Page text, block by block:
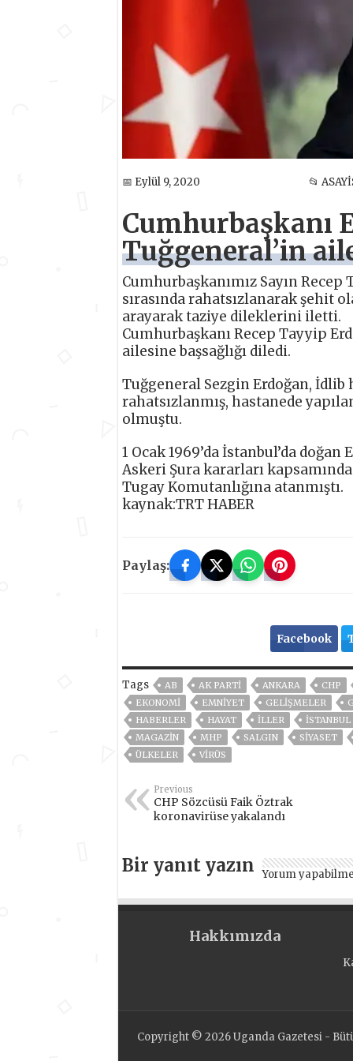
📅 Eylül 9, 2020 📂
Cumhurbaşkanı
Tuğgeneral’in
Cumhurbaşkanımız Sayın
sırasında rahatsızlanarak şehit
arayarak taziye dileklerini iletti.
Cumhurbaşkanı Recep Tayyip
ailesine başsağlığı diledi.
Tuğgeneral Sezgin Erdoğan,
rahatsızlanmış, hastanede
olmuştu.
1 Ocak 1969’da İstanbul’da
Askeri Şura kararları
Tugay Komutanlığına atanmıştı.
kaynak:TRT HABER
Paylaş:
Facebook
Tags AB AK PARTİ ANKARA
CHP
EKONOMİ
EMNİYET GELIŞMELER
HABERLER
HAYAT İLLER
ISTANBUL
MAGAZİN
MHP SALGIN
SİYASET
ÜLKELER
VIRÜS
Previous
CHP Sözcüsü Faik Öztrak
koronavirüse yakalandı
Bir yanıt yazın Yorum
Hakkımızda
Copyright © 2026 Uganda Gazetesi -